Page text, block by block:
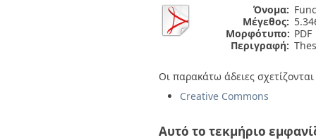
Όνομα:
Μέγεθος:
Μορφότυπο: PDF
Περιγραφή:
Οι παρακάτω άδειες
Creative Commons
Αυτό το τεκμήριο